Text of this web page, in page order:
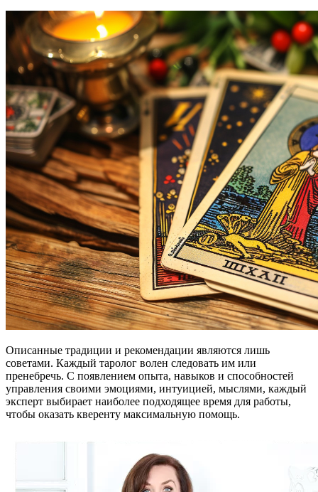
Описанные традиции и рекомендации являются лишь
советами. Каждый таролог волен следовать им или
пренебречь. С появлением опыта, навыков и способностей
управления своими эмоциями, интуицией, мыслями, каждый
эксперт выбирает наиболее подходящее время для работы,
чтобы оказать кверенту максимальную помощь.